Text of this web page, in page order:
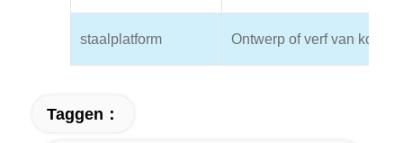
staalplatform Ontwerp of verf van
Taggen：